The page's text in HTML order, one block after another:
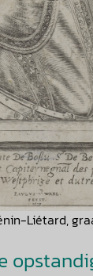
Liétard,